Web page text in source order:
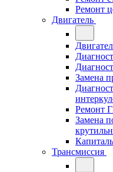
Ремонт
Двигатель
Замена
Ремонт
Замена
Трансмиссия